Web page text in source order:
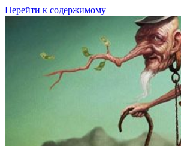
Перейти к содержимому